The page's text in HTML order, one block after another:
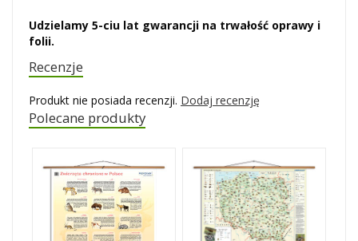
Udzielamy 5-ciu lat gwarancji na trwałość oprawy i
folii.
Recenzje
Produkt nie posiada recenzji. Dodaj recenzję
Polecane produkty